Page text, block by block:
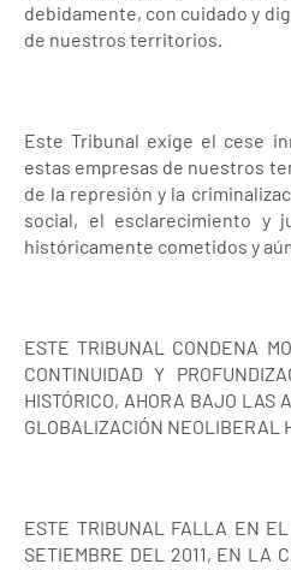
debidamente, con cuidado y
de nuestros territorios.
Este Tribunal exige el cese
estas empresas de nuestros
de la represión y la
social, el esclarecimiento y
históricamente cometidos y
ESTE TRIBUNAL CONDENA
CONTINUIDAD Y
HISTÓRICO, AHORA BAJO LAS
GLOBALIZACIÓN NEOLIBERAL
ESTE TRIBUNAL FALLA EN
SETIEMBRE DEL 2011, EN LA